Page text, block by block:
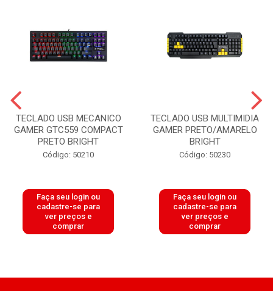
TECLADO USB MECANICO
GAMER GTC559 COMPACT
PRETO BRIGHT
Código: 50210
Faça seu login ou
cadastre-se para
ver preços e
comprar
TECLADO USB MULTIMIDIA
GAMER PRETO/AMARELO
BRIGHT
Código: 50230
Faça seu login ou
cadastre-se para
ver preços e
comprar